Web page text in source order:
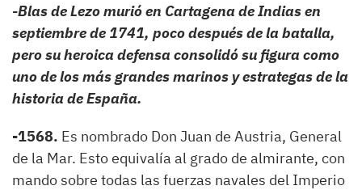
-Blas de Lezo murió en Cartagena de Indias en
septiembre de 1741, poco después de la batalla,
pero su heroica defensa consolidó su figura como
uno de los más grandes marinos y estrategas de la
historia de España.
-1568. Es nombrado Don Juan de Austria, General
de la Mar. Esto equivalía al grado de almirante, con
mando sobre todas las fuerzas navales del Imperio